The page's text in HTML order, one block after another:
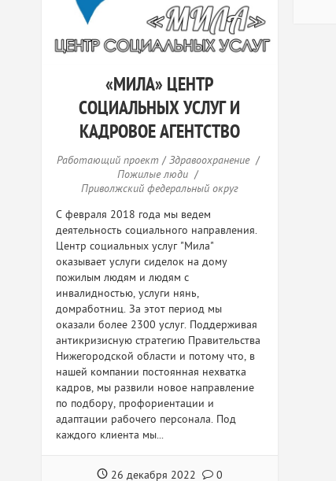
«МИЛА» ЦЕНТР
СОЦИАЛЬНЫХ УСЛУГ И
КАДРОВОЕ АГЕНТСТВО
Работающий проект /Здравоохранение/
Пожилые люди /
Приволжский федеральный округ
С февраля 2018 года мы ведем
деятельность социального направления.
Центр социальных услуг "Мила"
оказывает услуги сиделок на дому
пожилым людям и людям с
инвалидностью, услуги нянь,
домработниц. За этот период мы
оказали более 2300 услуг. Поддерживая
антикризисную стратегию Правительства
Нижегородской области и потому что, в
нашей компании постоянная нехватка
кадров, мы развили новое направление
по подбору, профориентации и
адаптации рабочего персонала. Под
каждого клиента мы...
26 декабря 2022 0